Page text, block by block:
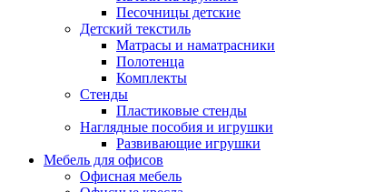
Песочницы детские
Детский текстиль
Матрасы и наматрасники
Полотенца
Комплекты
Стенды
Пластиковые стенды
Наглядные пособия и игрушки
Развивающие игрушки
Мебель для офисов
Офисная мебель